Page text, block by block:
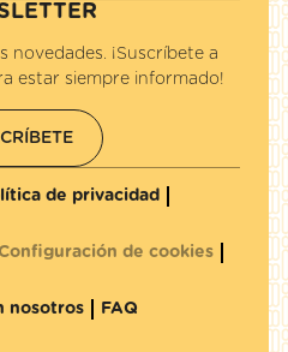
novedades. ¡Suscríbete a
estar siempre informado!
de privacidad
Configuración de cookies
nosotros FAQ